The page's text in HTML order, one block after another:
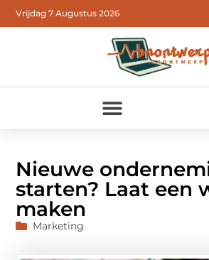
Vrijdag 7 Augustus 2026
Nieuwe
starten? Laat een
maken
Marketing